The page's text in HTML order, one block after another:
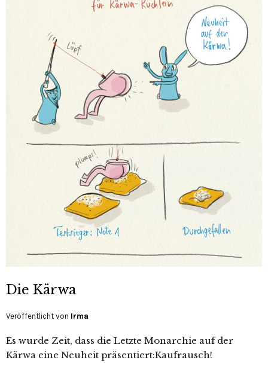
Die Kärwa
Veröffentlicht von Irma
Es wurde Zeit, dass die Letzte Monarchie auf der
Kärwa eine Neuheit präsentiert:Kaufrausch!